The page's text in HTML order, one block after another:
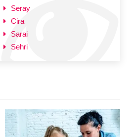
Seray
Cira
Sarai
Sehri